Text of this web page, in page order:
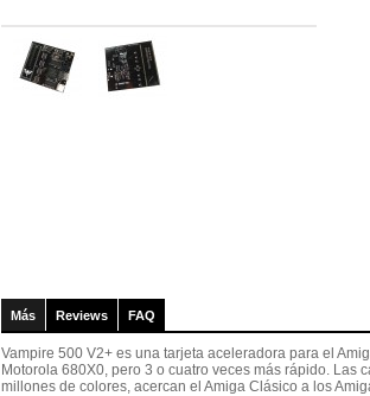
Más Reviews FAQ
Vampire 500 V2+ es una tarjeta aceleradora para el
Motorola 680X0, pero 3 o cuatro veces más rápido.
millones de colores, acercan el Amiga Clásico a los